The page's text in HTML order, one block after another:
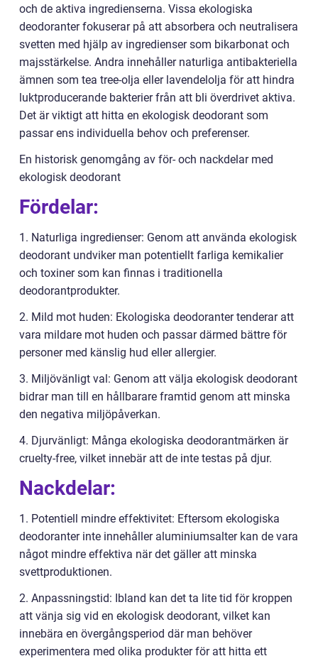
och de aktiva ingredienserna. Vissa ekologiska
deodoranter fokuserar på att absorbera och neutralisera
svetten med hjälp av ingredienser som bikarbonat och
majsstärkelse. Andra innehåller naturliga antibakteriella
ämnen som tea tree-olja eller lavendelolja för att hindra
luktproducerande bakterier från att bli överdrivet aktiva.
Det är viktigt att hitta en ekologisk deodorant som
passar ens individuella behov och preferenser.
En historisk genomgång av för- och nackdelar med
ekologisk deodorant
Fördelar:
1. Naturliga ingredienser: Genom att använda ekologisk
deodorant undviker man potentiellt farliga kemikalier
och toxiner som kan finnas i traditionella
deodorantprodukter.
2. Mild mot huden: Ekologiska deodoranter tenderar att
vara mildare mot huden och passar därmed bättre för
personer med känslig hud eller allergier.
3. Miljövänligt val: Genom att välja ekologisk deodorant
bidrar man till en hållbarare framtid genom att minska
den negativa miljöpåverkan.
4. Djurvänligt: Många ekologiska deodorantmärken är
cruelty-free, vilket innebär att de inte testas på djur.
Nackdelar:
1. Potentiell mindre effektivitet: Eftersom ekologiska
deodoranter inte innehåller aluminiumsalter kan de vara
något mindre effektiva när det gäller att minska
svettproduktionen.
2. Anpassningstid: Ibland kan det ta lite tid för kroppen
att vänja sig vid en ekologisk deodorant, vilket kan
innebära en övergångsperiod där man behöver
experimentera med olika produkter för att hitta ett